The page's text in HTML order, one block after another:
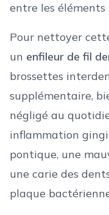
entre les éléments
Pour nettoyer
un enfileur de fil
brossettes
supplémentaire,
négligé au
inflammation
pontique, une
une carie des
plaque